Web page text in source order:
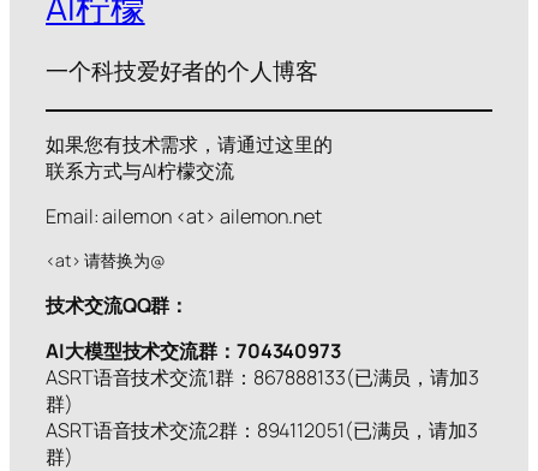
一个科技爱好者的个人博客
如果您有技术需求，请通过这里的
联系方式与AI柠檬交流
Email: ailemon <at> ailemon.net
<at> 请替换为@
技术交流QQ群：
AI大模型技术交流群：704340973
ASRT语音技术交流1群：867888133(已满员，请加3
群)
ASRT语音技术交流2群：894112051(已满员，请加3
群)